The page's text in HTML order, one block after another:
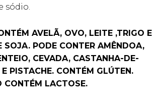
sódio.
AVELÃ, OVO, LEITE ,TRIGO E
SOJA. PODE CONTER AMÊNDOA,
CEVADA, CASTANHA-DE-
PISTACHE. CONTÉM GLÚTEN.
CONTÉM LACTOSE.